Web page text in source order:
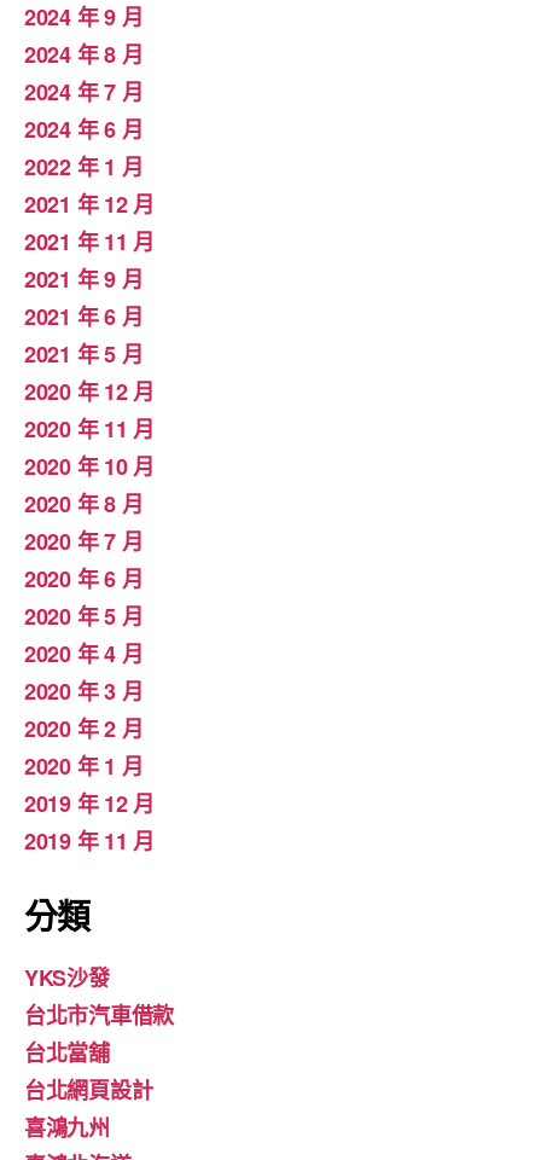
2024 年 9 月
2024 年 8 月
2024 年 7 月
2024 年 6 月
2022 年 1 月
2021 年 12 月
2021 年 11 月
2021 年 9 月
2021 年 6 月
2021 年 5 月
2020 年 12 月
2020 年 11 月
2020 年 10 月
2020 年 8 月
2020 年 7 月
2020 年 6 月
2020 年 5 月
2020 年 4 月
2020 年 3 月
2020 年 2 月
2020 年 1 月
2019 年 12 月
2019 年 11 月
分類
YKS沙發
台北市汽車借款
台北當舖
台北網頁設計
喜鴻九州